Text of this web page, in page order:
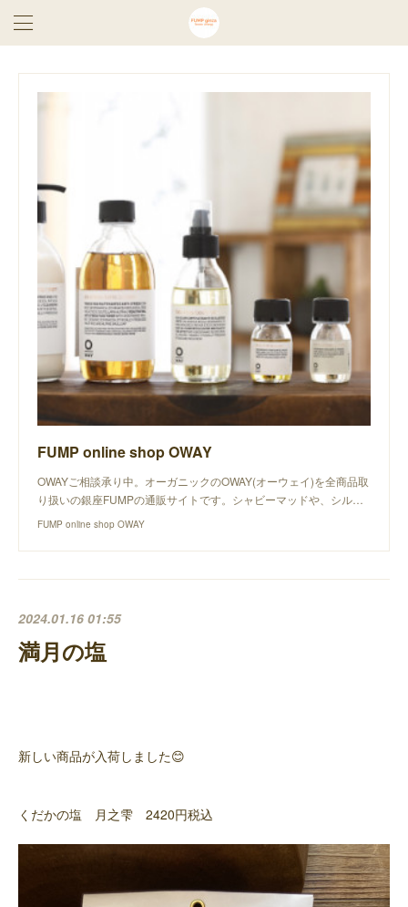
FUMP online shop OWAY
OWAYご相談承り中。オーガニックのOWAY(オーウェイ)を全商品取
り扱いの銀座FUMPの通販サイトです。シャビーマッドや、シル…
FUMP online shop OWAY
2024.01.16 01:55
満月の塩
新しい商品が入荷しました😊
くだかの塩 月之雫 2420円税込